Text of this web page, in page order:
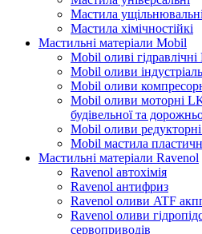
Мастила ущільнювальні
Мастила хімічностійкі
Мастильні матеріали Mobil
Mobil оливі
Mobil оливи
Mobil оливи
Mobil оливи моторні
будівельної та
Mobil оливи
Mobil мастила
Мастильні матеріали Ravenol
Ravenol автохімія
Ravenol антифриз
Ravenol оливи ATF
Ravenol оливи
сервоприводів